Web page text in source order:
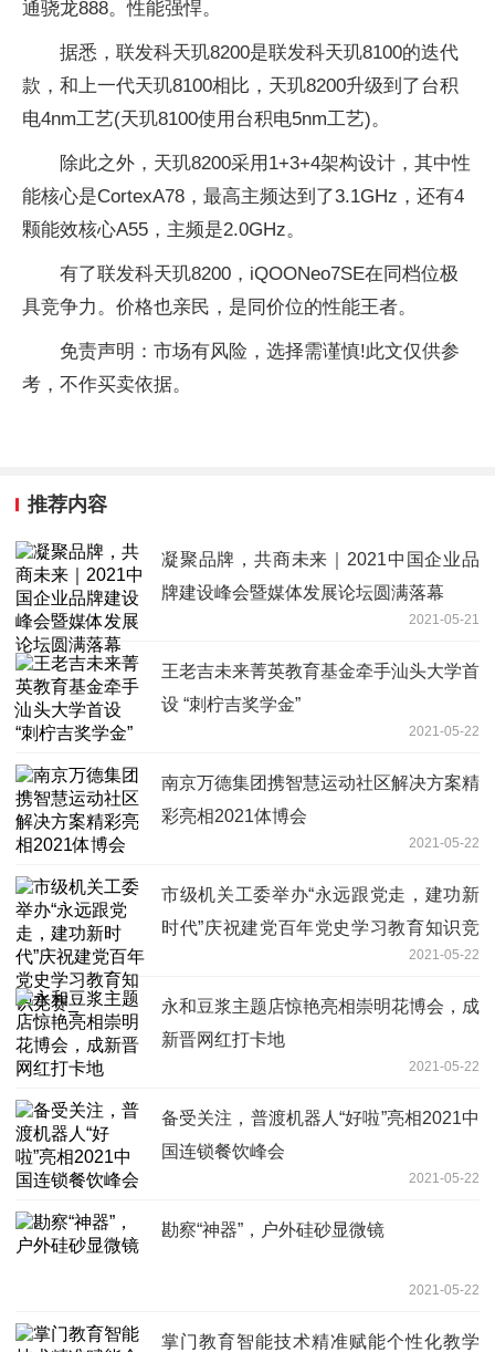
通骁龙888。性能强悍。
据悉，联发科天玑8200是联发科天玑8100的迭代
款，和上一代天玑8100相比，天玑8200升级到了台积
电4nm工艺(天玑8100使用台积电5nm工艺)。
除此之外，天玑8200采用1+3+4架构设计，其中性
能核心是CortexA78，最高主频达到了3.1GHz，还有4
颗能效核心A55，主频是2.0GHz。
有了联发科天玑8200，iQOONeo7SE在同档位极
具竞争力。价格也亲民，是同价位的性能王者。
免责声明：市场有风险，选择需谨慎!此文仅供参
考，不作买卖依据。
推荐内容
凝聚品牌，共商未来｜2021中国企业品
牌建设峰会暨媒体发展论坛圆满落幕
2021-05-21
王老吉未来菁英教育基金牵手汕头大学首
设 “刺柠吉奖学金”
2021-05-22
南京万德集团携智慧运动社区解决方案精
彩亮相2021体博会
2021-05-22
市级机关工委举办“永远跟党走，建功新
时代”庆祝建党百年党史学习教育知识竞
2021-05-22
永和豆浆主题店惊艳亮相崇明花博会，成
新晋网红打卡地
2021-05-22
备受关注，普渡机器人“好啦”亮相2021中
国连锁餐饮峰会
2021-05-22
勘察“神器”，户外硅砂显微镜
2021-05-22
掌门教育智能技术精准赋能个性化教学